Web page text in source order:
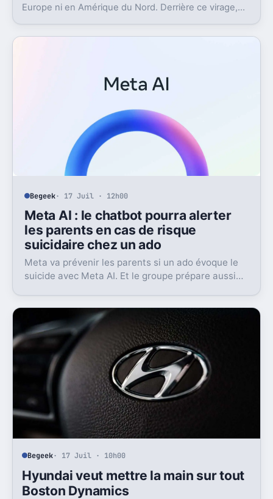
Europe ni en Amérique du Nord. Derrière ce virage,
Begeek· 17 Juil · 12h00
Meta AI : le chatbot pourra alerter
les parents en cas de risque
suicidaire chez un ado
Meta va prévenir les parents si un ado évoque le
suicide avec Meta AI. Et le groupe prépare aussi
Begeek· 17 Juil · 10h00
Hyundai veut mettre la main sur tout
Boston Dynamics